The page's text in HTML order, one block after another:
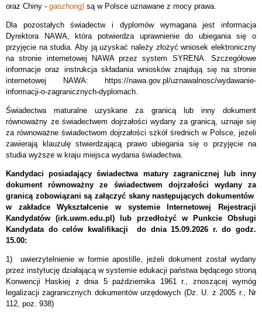
oraz Chiny - gaozhong) są w Polsce uznawane z mocy prawa.
Dla pozostałych świadectw i dyplomów wymagana jest informacja
Dyrektora NAWA, która potwierdza uprawnienie do ubiegania się o
przyjęcie na studia. ­Aby ją uzyskać należy złożyć wniosek elektroniczny
na stronie internetowej NAWA przez system SYRENA. Szczegółowe
informacje oraz instrukcja składania wniosków znajdują się na stronie
internetowej NAWA: https://nawa.gov.pl/uznawalnosc/wydawanie-
informacji-o-zagranicznych-dyplomach.
Świadectwa maturalne uzyskane za granicą lub inny dokument
równoważny ze świadectwem dojrzałości wydany za granicą, uznaje się
za równoważne świadectwom dojrzałości szkół średnich w Polsce, jeżeli
zawierają klauzulę stwierdzającą prawo ubiegania się o przyjęcie na
studia wyższe w kraju miejsca wydania świadectwa.
Kandydaci posiadający świadectwa matury zagranicznej lub inny
dokument równoważny ze świadectwem dojrzałości wydany za
granicą zobowiązani są załączyć skany następujących dokumentów
w zakładce Wykształcenie w systemie Internetowej Rejestracji
Kandydatów (irk.uwm.edu.pl) lub przedłożyć w Punkcie Obsługi
Kandydata do celów kwalifikacji do dnia 15.09.2026 r. do godz.
15.00:
1) uwierzytelnienie w formie apostille, jeżeli dokument został wydany
przez instytucję działającą w systemie edukacji państwa będącego stroną
Konwencji Haskiej z dnia 5 października 1961 r., znoszącej wymóg
legalizacji zagranicznych dokumentów urzędowych (Dz. U. z 2005 r., Nr
112, poz. 938)